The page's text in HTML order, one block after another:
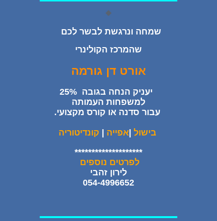
🔶
שמחה ונרגשת לבשר לכם
שהמרכז הקולינרי
אורט דן גורמה
יעניק הנחה בגובה 25%
למשפחות העמותה
עבור סדנה או קורס מקצועי.
בישול |אפייה
קונדיטוריה
*
*
*
*
*
*
*
*
*
*
*
*
*
*
*
*
*
*
*
*
לפרטים נוספים
לירון זהבי
054-4996652